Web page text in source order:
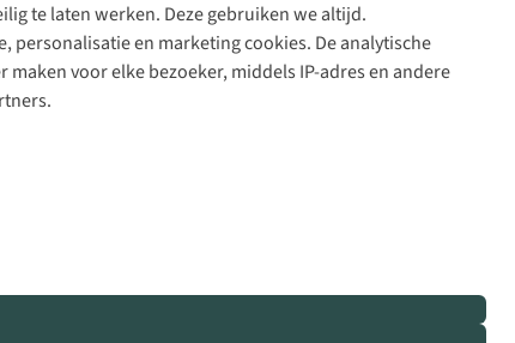
te laten werken. Deze gebruiken we altijd.
personalisatie en marketing cookies. De analytische
voor elke bezoeker, middels IP-adres en andere
Bever